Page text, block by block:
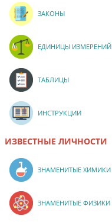
ЗАКОНЫ
ЕДИНИЦЫ ИЗМЕРЕНИЙ
ТАБЛИЦЫ
ИНСТРУКЦИИ
ИЗВЕСТНЫЕ ЛИЧНОСТИ
ЗНАМЕНИТЫЕ ХИМИКИ
ЗНАМЕНИТЫЕ ФИЗИКИ